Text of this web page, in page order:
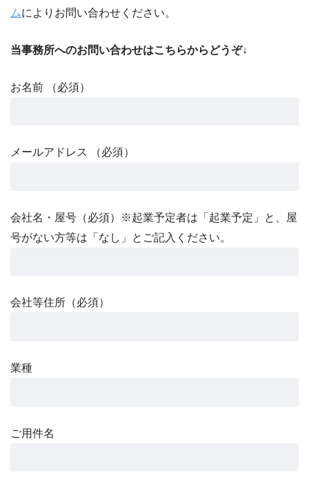
ムによりお問い合わせください。
当事務所へのお問い合わせはこちらからどうぞ↓
お名前 （必須）
メールアドレス （必須）
会社名・屋号（必須）※起業予定者は「起業予定」と、屋
号がない方等は「なし」とご記入ください。
会社等住所（必須）
業種
ご用件名